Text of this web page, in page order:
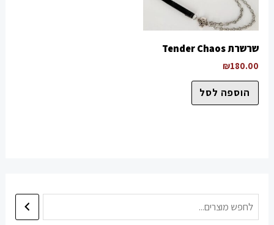
שרשרת Tender Chaos
₪180.00
הוספה לסל